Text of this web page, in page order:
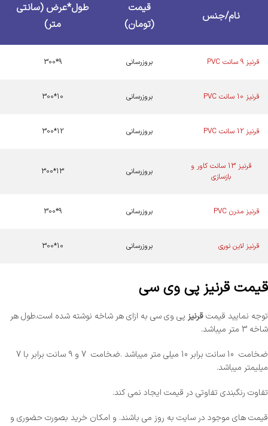
نام/جنس
قیمت
(تومان)
طول*عرض (سانتی
متر)
قرنیز 9 سانت PVC بروزرسانی 9*300
قرنیز 10 سانت PVC بروزرسانی 10*300
قرنیز 12 سانت PVC بروزرسانی 12*300
قرنیز 13 سانت کاور و
بازسازی
بروزرسانی 13*300
قرنیز مدرن PVC بروزرسانی 9*300
قرنیز لاین نوری بروزرسانی 10*300
قیمت قرنیز پی وی سی
توجه نمایید قیمتقرنیز پی وی سی به ازای هر شاخه نوشته شده است.طول هر
شاخه 3 متر میباشد.
ضخامت 10 سانت برابر 10 میلی متر میباشد .ضخامت 7 و 9 سانت برابر با 7
میلیمتر میباشد.
تفاوت رنگبندی تفاوتی در قیمت ایجاد نمی کند.
قیمت های موجود در سایت به روز می باشند. و امکان خرید بصورت حضوری و